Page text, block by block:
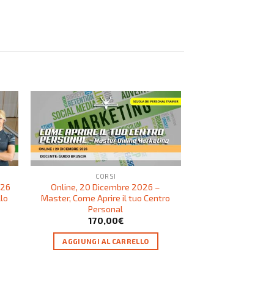
CORSI
Online, 20 Dicembre 2026 –
Master, Come Aprire il tuo Centro
Personal
170,00€
AGGIUNGI AL CARRELLO